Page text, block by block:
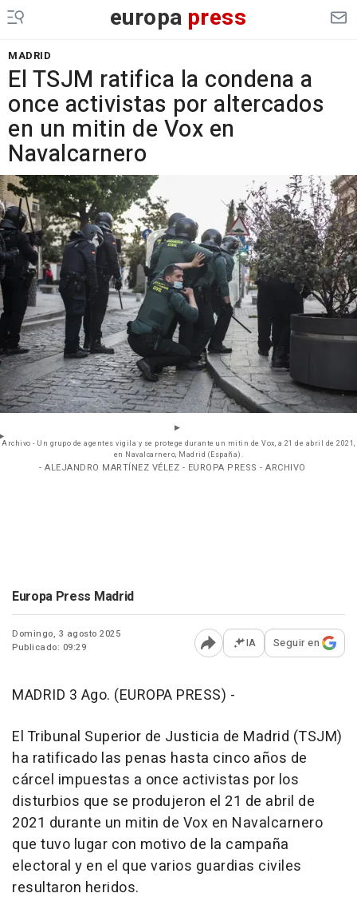
europa press
MADRID
El TSJM ratifica la condena a
once activistas por altercados
en un mitin de Vox en
Navalcarnero
Archivo - Un grupo de agentes vigila y se protege durante un mitin de Vox, a 21 de abril de 2021,
en Navalcarnero, Madrid (España).
- ALEJANDRO MARTÍNEZ VÉLEZ - EUROPA PRESS - ARCHIVO
Europa Press Madrid
Domingo, 3 agosto 2025
Publicado: 09:29
Abrir opciones para
IA Seguir en
MADRID 3 Ago. (EUROPA PRESS) -
El Tribunal Superior de Justicia de Madrid (TSJM)
ha ratificado las penas hasta cinco años de
cárcel impuestas a once activistas por los
disturbios que se produjeron el 21 de abril de
2021 durante un mitin de Vox en Navalcarnero
que tuvo lugar con motivo de la campaña
electoral y en el que varios guardias civiles
resultaron heridos.